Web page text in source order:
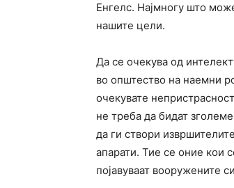
Енгелс. Најмногу што
нашите цели.
Да се очекува од
во општество на наемни
очекувате
не треба да бидат
да ги створи
апарати. Тие се оние кои
појавуваат вооружените